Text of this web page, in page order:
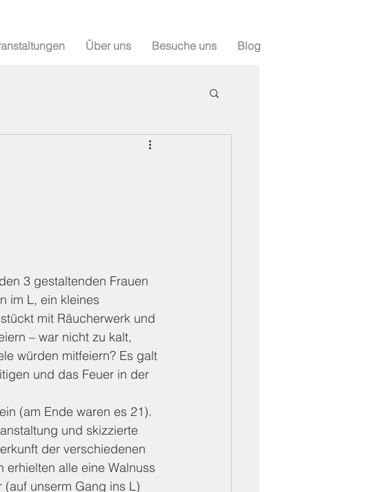
Über uns Besuche uns Blog
3 gestaltenden Frauen
im L, ein kleines
mit Räucherwerk und
– war nicht zu kalt,
würden mitfeiern? Es galt
und das Feuer in der
(am Ende waren es 21).
und skizzierte
der verschiedenen
erhielten alle eine Walnuss
unserm Gang ins L)